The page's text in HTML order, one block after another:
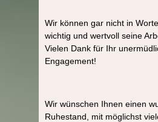
Wir können gar nicht in
wichtig und wertvoll seine
Vielen Dank für Ihr
Engagement!
Wir wünschen Ihnen einen
Ruhestand, mit möglichst